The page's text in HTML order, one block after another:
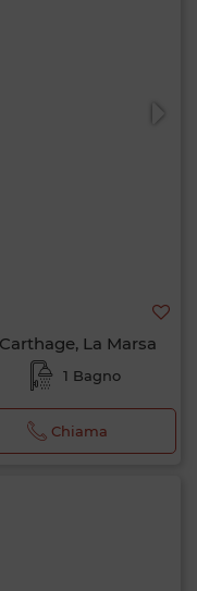
La Marsa
1 Bagno
Chiama